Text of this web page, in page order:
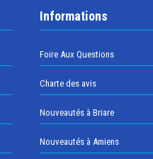
Informations
Foire Aux Questions
Charte des avis
Nouveautés à Briare
Nouveautés à Amiens